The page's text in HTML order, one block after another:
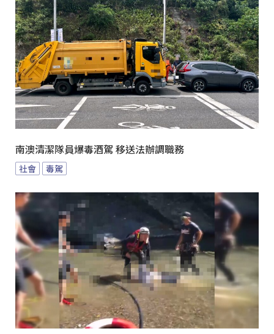
南澳清潔隊員爆毒酒駕 移送法辦調職務
社會 毒駕